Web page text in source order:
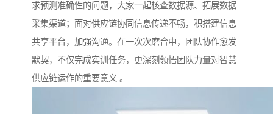
求预测准确性的问题，大家一起核查数据源、拓展数据
采集渠道；面对供应链协同信息传递不畅，积搭建信息
共享平台，加强沟通。在一次次磨合中，团队协作愈发
默契，不仅完成实训任务，更深刻领悟团队力量对智慧
供应链运作的重要意义 。